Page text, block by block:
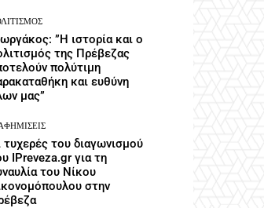
”Η ιστορία και ο
της Πρέβεζας
πολύτιμη
και ευθύνη
μας”
τυχερές του διαγωνισμού
IPreveza.gr για τη
του Νίκου
στην